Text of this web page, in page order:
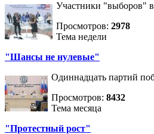
Участники "выборов" в
Просмотров: 2978
Тема недели
"Шансы не нулевые"
Одиннадцать партий
Просмотров: 8432
Тема месяца
"Протестный рост"